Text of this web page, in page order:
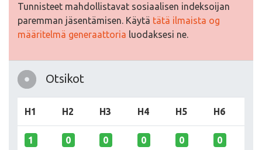
Tunnisteet mahdollistavat sosiaalisen indeksoijan
paremman jäsentämisen. Käytä tätä ilmaista og
määritelmä generaattoria luodaksesi ne.
Otsikot
H1 H2 H3 H4 H5 H6
1 0 0 0 0 0